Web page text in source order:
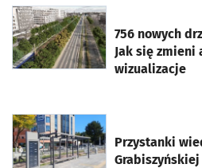
756 nowych
Jak się zmieni
wizualizacje
otworzy się w nowej karcie
Przystanki
otworzy się w nowej karcie